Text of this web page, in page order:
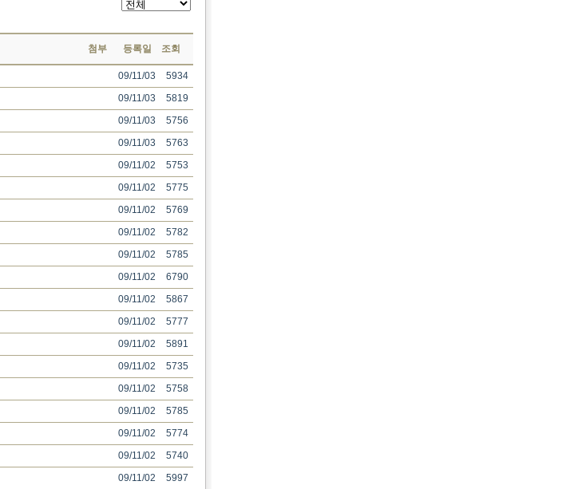
첨부 등록일 조회
09/11/03
5934
09/11/03
5819
09/11/03
5756
09/11/03
5763
09/11/02
5753
09/11/02
5775
09/11/02
5769
09/11/02
5782
09/11/02
5785
09/11/02
6790
09/11/02
5867
09/11/02
5777
09/11/02
5891
09/11/02
5735
09/11/02
5758
09/11/02
5785
09/11/02
5774
09/11/02
5740
09/11/02 5997